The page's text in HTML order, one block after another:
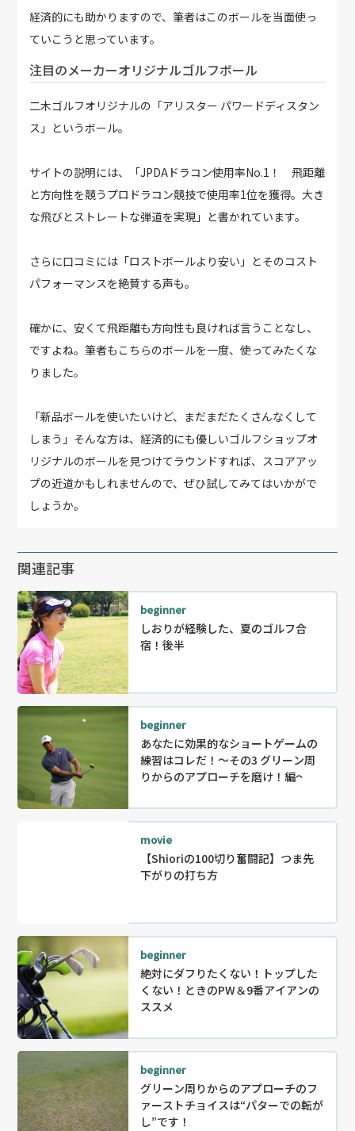
経済的にも助かりますので、筆者はこのボールを当面使っ
ていこうと思っています。
注目のメーカーオリジナルゴルフボール
二木ゴルフオリジナルの「アリスター パワードディスタン
ス」というボール。
サイトの説明には、「JPDAドラコン使用率No.1！ 飛距離
と方向性を競うプロドラコン競技で使用率1位を獲得。大き
な飛びとストレートな弾道を実現」と書かれています。
さらに口コミには「ロストボールより安い」とそのコスト
パフォーマンスを絶賛する声も。
確かに、安くて飛距離も方向性も良ければ言うことなし、
ですよね。筆者もこちらのボールを一度、使ってみたくな
りました。
「新品ボールを使いたいけど、まだまだたくさんなくして
しまう」そんな方は、経済的にも優しいゴルフショップオ
リジナルのボールを見つけてラウンドすれば、スコアアッ
プの近道かもしれませんので、ぜひ試してみてはいかがで
しょうか。
関連記事
beginner
しおりが経験した、夏のゴルフ合
宿！後半
beginner
あなたに効果的なショートゲームの
練習はコレだ！〜その3 グリーン周
りからのアプローチを磨け！編〜
movie
【Shioriの100切り奮闘記】つま先
下がりの打ち方
beginner
絶対にダフりたくない！トップした
くない！ときのPW＆9番アイアンの
ススメ
beginner
グリーン周りからのアプローチのフ
ァーストチョイスは“パターでの転が
し”です！